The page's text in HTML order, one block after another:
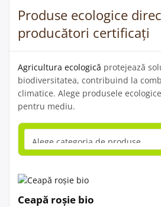
Produse ecologice
producători certificați
Agricultura ecologică protejează
biodiversitatea, contribuind la
climatice. Alege produsele
pentru mediu.
Ceapă roșie bio